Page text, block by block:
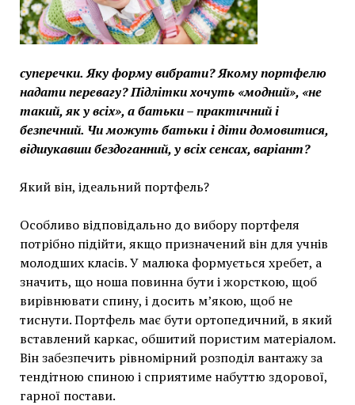
суперечки. Яку форму вибрати? Якому портфелю
надати перевагу? Підлітки хочуть «модний», «не
такий, як у всіх», а батьки – практичний і
безпечний. Чи можуть батьки і діти домовитися,
відшукавши бездоганний, у всіх сенсах, варіант?
Який він, ідеальний портфель?
Особливо відповідально до вибору портфеля
потрібно підійти, якщо призначений він для учнів
молодших класів. У малюка формується хребет, а
значить, що ноша повинна бути і жорсткою, щоб
вирівнювати спину, і досить м’якою, щоб не
тиснути. Портфель має бути ортопедичний, в який
вставлений каркас, обшитий пористим матеріалом.
Він забезпечить рівномірний розподіл вантажу за
тендітною спиною і сприятиме набуттю здорової,
гарної постави.